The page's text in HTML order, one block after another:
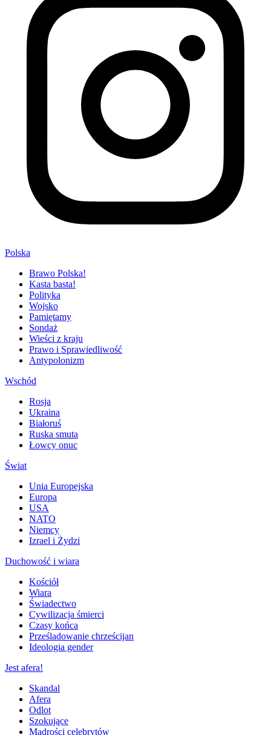
Polska
Brawo Polska!
Kasta basta!
Polityka
Wojsko
Pamiętamy
Sondaż
Wieści z kraju
Prawo i Sprawiedliwość
Antypolonizm
Wschód
Rosja
Ukraina
Białoruś
Ruska smuta
Łowcy onuc
Świat
Unia Europejska
Europa
USA
NATO
Niemcy
Izrael i Żydzi
Duchowość i wiara
Kościół
Wiara
Świadectwo
Cywilizacja śmierci
Czasy końca
Prześladowanie chrześcijan
Ideologia gender
Jest afera!
Skandal
Afera
Odlot
Szokujące
Mądrości celebrytów